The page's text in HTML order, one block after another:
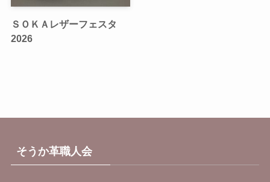
ＳＯＫＡレザーフェスタ
2026
そうか革職人会